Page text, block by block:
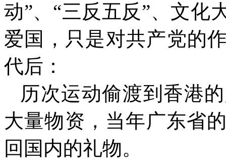
动”、“三反五反”、文
爱国，只是对共产党的
代后：
历次运动偷渡到香港
大量物资，当年广东省
回国内的礼物。